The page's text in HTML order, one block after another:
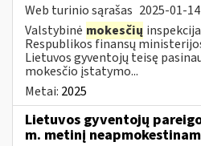
Web turinio sąrašas 2025-01-14
Valstybinė mokesčių
Respublikos finansų
Lietuvos gyventojų teisę
mokesčio įstatymo...
Metai: 2025
Lietuvos gyventojų
m. metinį